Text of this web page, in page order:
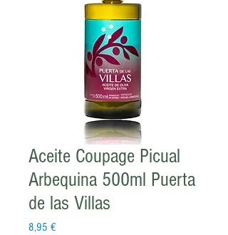
Aceite Coupage Picual
Arbequina 500ml Puerta
de las Villas
8,95 €Precio